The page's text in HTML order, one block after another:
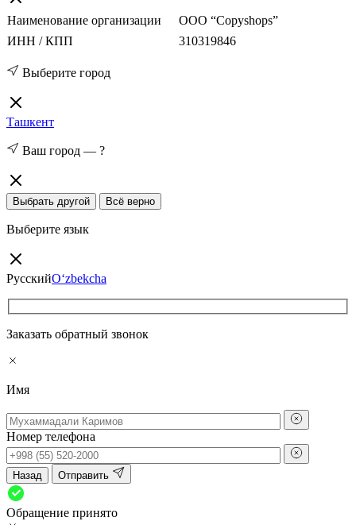
Наименование организации
ООО “Copyshops”
ИНН / КПП
310319846
Выберите город
Ташкент
Ваш город — ?
Выбрать другой Всё верно
Выберите язык
РусскийO‘zbekcha
Заказать обратный звонок
Имя
Номер телефона
Назад Отправить
Обращение принято